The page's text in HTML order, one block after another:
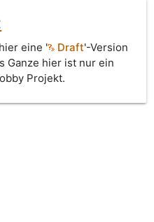
eine ' Draft'-Version
Ganze hier ist nur ein
Projekt.